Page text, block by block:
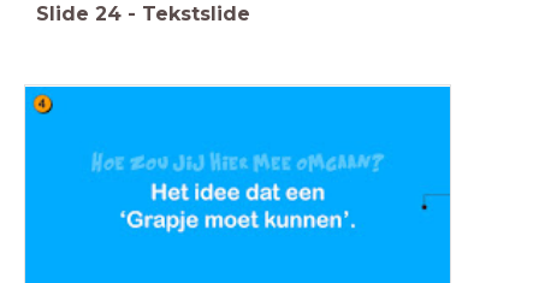
Slide 24 - Tekstslide